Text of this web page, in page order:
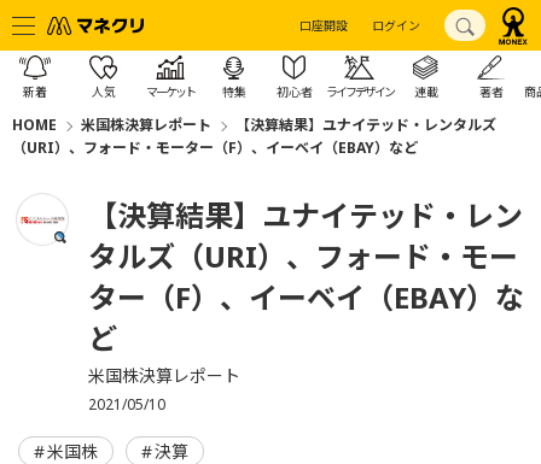
口座開設 ログイン
新着 人気 マーケット 特集 初心者 ライフデザイン 連載 著者 商
HOME 米国株決算レポート
【決算結果】ユナイテッド・レンタルズ
（URI）、フォード・モーター（F）、イーベイ（EBAY）など
【決算結果】ユナイテッド・レン
タルズ（URI）、フォード・モー
ター（F）、イーベイ（EBAY）な
ど
米国株決算レポート
2021/05/10
米国株 決算